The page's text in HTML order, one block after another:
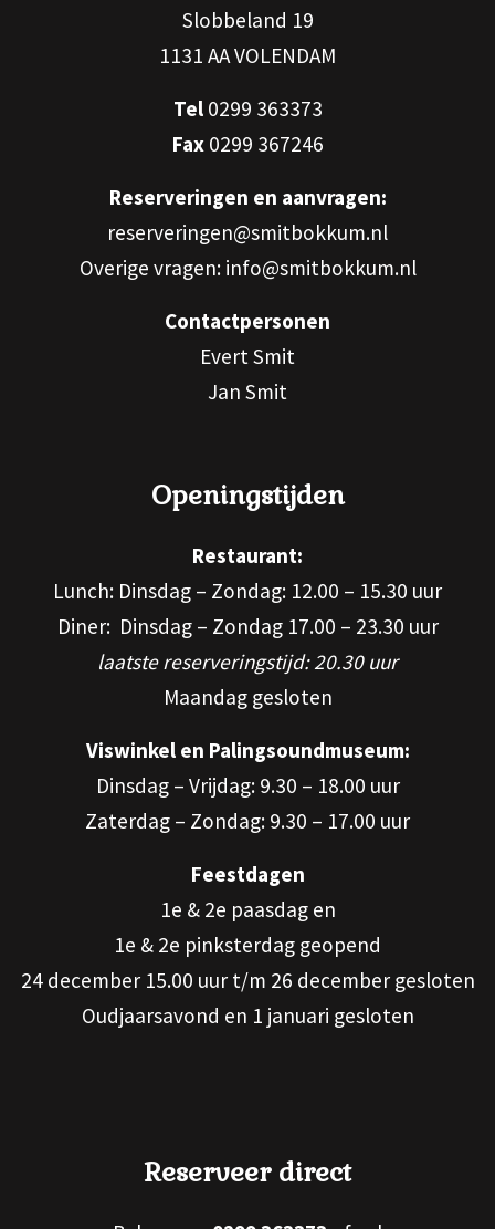
Slobbeland 19
1131 AA VOLENDAM
Tel0299 363373
Fax0299 367246
Reserveringen en aanvragen:
reserveringen@smitbokkum.nl
Overige vragen: info@smitbokkum.nl
Contactpersonen
Evert Smit
Jan Smit
Openingstijden
Restaurant:
Lunch: Dinsdag – Zondag: 12.00 – 15.30 uur
Diner: Dinsdag – Zondag 17.00 – 23.30 uur
laatste reserveringstijd: 20.30 uur
Maandag gesloten
Viswinkel en Palingsoundmuseum:
Dinsdag – Vrijdag: 9.30 – 18.00 uur
Zaterdag – Zondag: 9.30 – 17.00 uur
Feestdagen
1e & 2e paasdag en
1e & 2e pinksterdag geopend
24 december 15.00 uur t/m 26 december gesloten
Oudjaarsavond en 1 januari gesloten
Reserveer direct